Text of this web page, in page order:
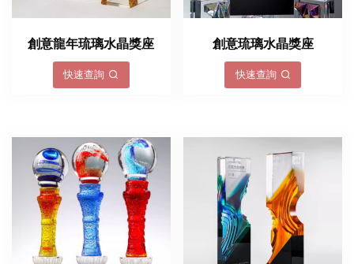
創意龍年琉璃水晶獎座
快速查詢
創意琉璃水晶獎座
快速查詢